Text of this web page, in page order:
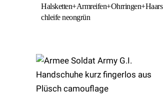
Halsketten+Armreifen+Ohrringen+Haars
chleife neongrün